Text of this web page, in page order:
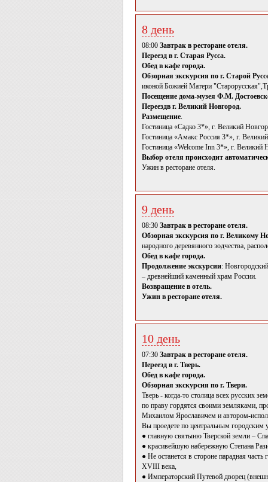
8 день
08:00 Завтрак в ресторане отеля.
Переезд в г. Старая Русса.
Обед в кафе города.
Обзорная экскурсия по г. Старой
иконой Божией Матери
Посещение дома-музея Ф.М.
Переездв г. Великий Новгород.
Размещение.
Гостиница «Садко 3*», г. Великий
Гостиница «Амакс Россия 3*», г.
Гостиница «Welcome Inn 3*», г. Великий
Выбор отеля происходит
Ужин в ресторане отеля.
9 день
08:30 Завтрак в ресторане отеля.
Обзорная экскурсия по г. Великому
народного деревянного зодчества,
Обед в кафе города.
Продолжение экскурсии:
– древнейший каменный храм России.
Возвращение в отель.
Ужин в ресторане отеля.
10 день
07:30 Завтрак в ресторане отеля.
Переезд в г. Тверь.
Обед в кафе города.
Обзорная экскурсия по г. Твери.
Тверь - когда-то столица всех русских
по праву гордятся своими земляками,
Михаилом Ярославичем и автором-
Вы проедете по центральным городским
● главную святыню Тверской земли –
● красивейшую набережную Степана
● Не останется в стороне парадная
XVIII века,
● Императорский Путевой дворец